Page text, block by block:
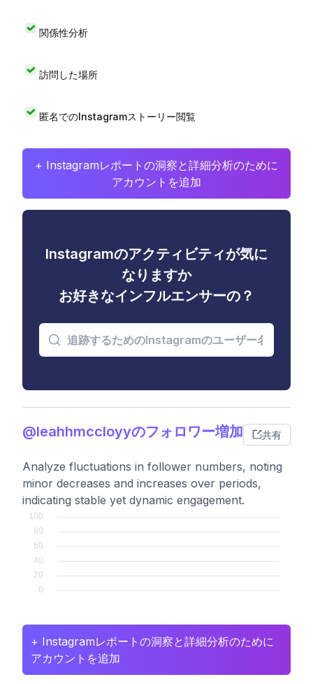
関係性分析
訪問した場所
匿名でのInstagramストーリー閲覧
+ Instagramレポートの洞察と詳細分析のために
アカウントを追加
Instagramのアクティビティが気に
なりますか
お好きなインフルエンサーの？
@leahhmccloyyのフォロワー増加 共有
Analyze fluctuations in follower numbers, noting
minor decreases and increases over periods,
indicating stable yet dynamic engagement.
+ Instagramレポートの洞察と詳細分析のために
アカウントを追加